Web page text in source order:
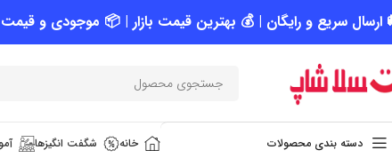
ارسال سریع و رایگان | 💰 بهترین قیمت بازار | 📦 موجودی و قیمت
دسته بندی محصولات خانه شگفت انگیزها